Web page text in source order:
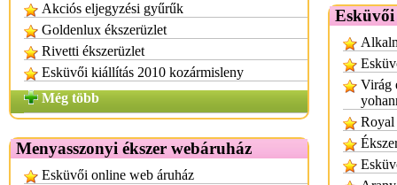
Akciós eljegyzési gyűrűk
Goldenlux ékszerüzlet
Rivetti ékszerüzlet
Esküvői kiállítás 2010 kozármisleny
Még több
Menyasszonyi ékszer webáruház
Esküvői online web áruház
Esküvői
Virág
Royal